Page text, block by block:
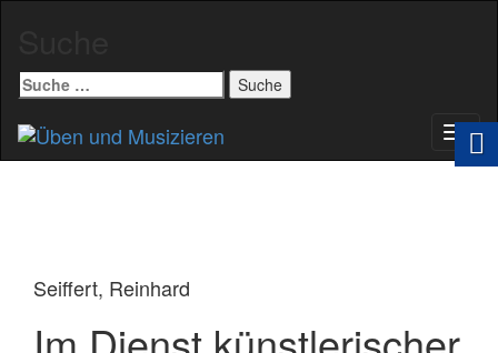
Suche
nach:
Seiffert, Reinhard